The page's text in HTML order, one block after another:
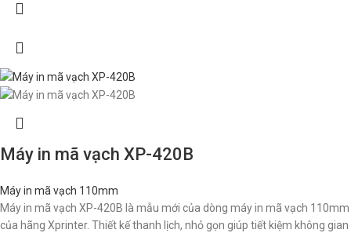
Máy in mã vạch XP-420B
Máy in mã vạch 110mm
Máy in mã vạch XP-420B là mẫu mới của dòng máy in mã vạch 110mm
của hãng Xprinter. Thiết kế thanh lịch, nhỏ gọn giúp tiết kiệm không gian